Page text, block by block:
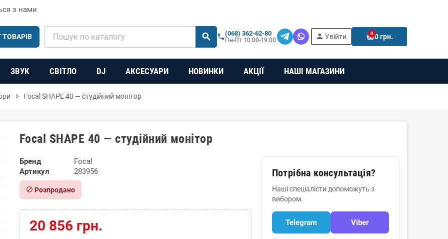
з нами
ТОВАРІВ search person Увійти 00 грн.
phone(068) 362-62-80
Пн-Пт 10:00-19:00
ЗВУК СВІТЛО DJ АКСЕСУАРИ НОВИНКИ АКЦІЇ НАШІ МАГАЗИНИ
chevron_right Focal SHAPE 40 — студійний монітор
Focal SHAPE 40 — студійний монітор
Бренд
Focal
Артикул
283956
block Розпродано
20 856 грн.
Потрібна консультація?
Наші спеціалісти допоможуть з
вибором.
Telegram Viber